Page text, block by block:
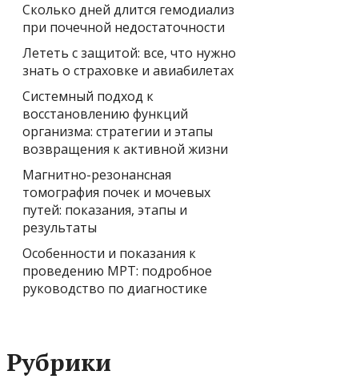
Сколько дней длится гемодиализ
при почечной недостаточности
Лететь с защитой: все, что нужно
знать о страховке и авиабилетах
Системный подход к
восстановлению функций
организма: стратегии и этапы
возвращения к активной жизни
Магнитно-резонансная
томография почек и мочевых
путей: показания, этапы и
результаты
Особенности и показания к
проведению МРТ: подробное
руководство по диагностике
Рубрики